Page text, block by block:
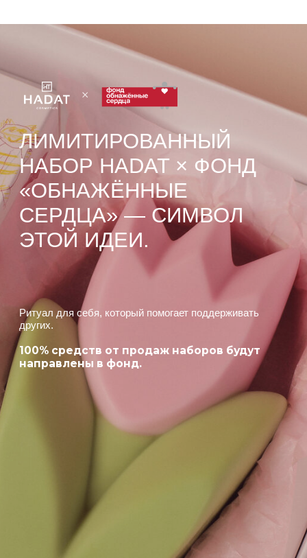
КАК СОЗДАВАЛАСЬ
КОЛЛАБОРАЦИЯ
и молодых людей, которые
занимаются в программах фонда.
Их образы — это живые истории, где
цвет и форма становятся языком
общения с миром.
01 /ИСТОЧНИК
ВДОХНОВЕНИЯ
Мы перенесли эти рисунки
на коробку набора. Каждый штрих
на ней — отражение уникального
взгляда на красоту.
РАЗРАБОТКА
УПАКОВКИ